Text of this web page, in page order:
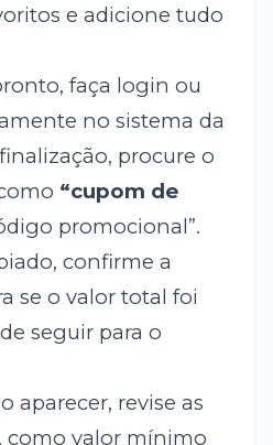
e adicione tudo
faça login ou
no sistema da
procure o
“cupom de
promocional”.
confirme a
se o valor total foi
seguir para o
aparecer, revise as
como valor mínimo